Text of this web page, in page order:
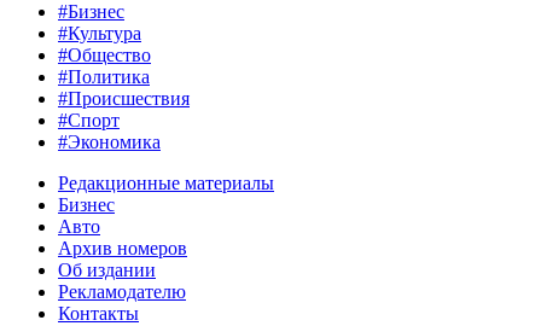
#Бизнес
#Культура
#Общество
#Политика
#Происшествия
#Спорт
#Экономика
Редакционные материалы
Бизнес
Авто
Архив номеров
Об издании
Рекламодателю
Контакты